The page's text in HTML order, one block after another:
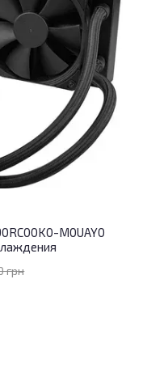
M0UAY0
грн